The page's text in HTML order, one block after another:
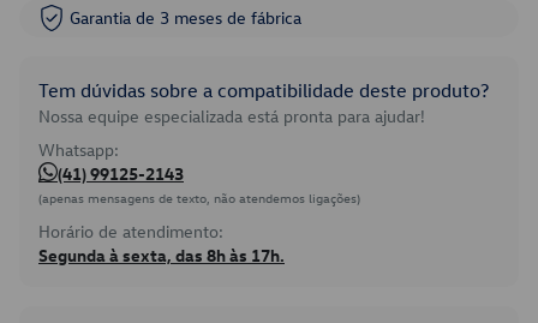
Garantia de 3 meses de fábrica
Tem dúvidas sobre a compatibilidade deste produto?
Nossa equipe especializada está pronta para ajudar!
Whatsapp:
(41) 99125-2143
(apenas mensagens de texto, não atendemos ligações)
Horário de atendimento:
Segunda à sexta, das 8h às 17h.